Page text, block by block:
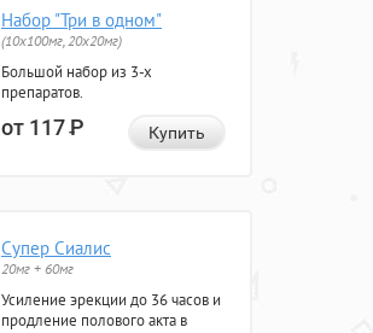
Набор "Три в одном"
(10x100мг, 20x20мг)
Большой набор из 3-х
препаратов.
от 117Р Купить
Супер Сиалис
20мг + 60мг
Усиление эрекции до 36 часов и
продление полового акта в